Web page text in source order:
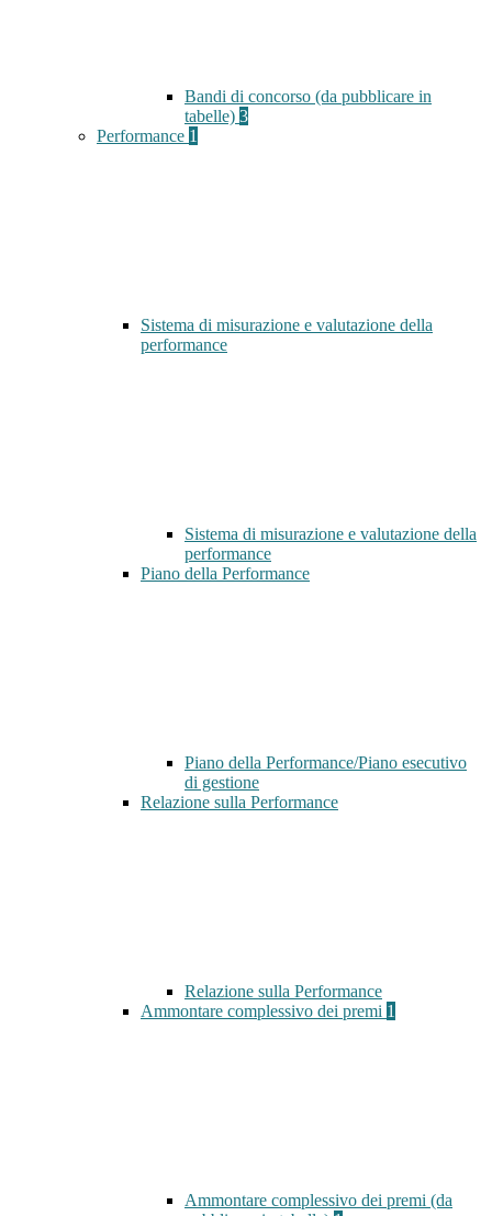
Bandi di concorso (da pubblicare in
tabelle) 3
Performance 1
Sistema di misurazione e valutazione della
performance
Sistema di misurazione e valutazione della
performance
Piano della Performance
Piano della Performance/Piano esecutivo
di gestione
Relazione sulla Performance
Relazione sulla Performance
Ammontare complessivo dei premi 1
Ammontare complessivo dei premi (da